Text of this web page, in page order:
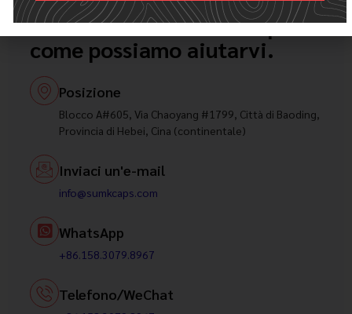
Contattateci e fateci sapere
come possiamo aiutarvi.
Posizione
Blocco A#605, Via Chaoyang #1799, Città di Baoding,
Provincia di Hebei, Cina (continentale)
Inviaci un'e-mail
info@sumkcaps.com
WhatsApp
+86.158.3079.8967
Telefono/WeChat
Alternative: